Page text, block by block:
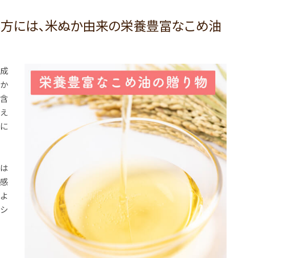
には、米ぬか由来の栄養豊富なこめ油